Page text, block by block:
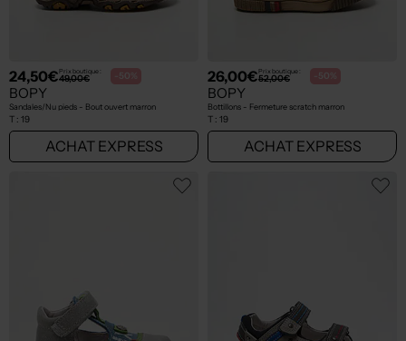
24,50€Prix boutique :
49,00€ -50%
BOPY
Sandales/Nu pieds - Bout ouvert marron
T : 19
ACHAT EXPRESS
26,00€Prix boutique :
52,00€ -50%
BOPY
Bottillons - Fermeture scratch marron
T : 19
ACHAT EXPRESS